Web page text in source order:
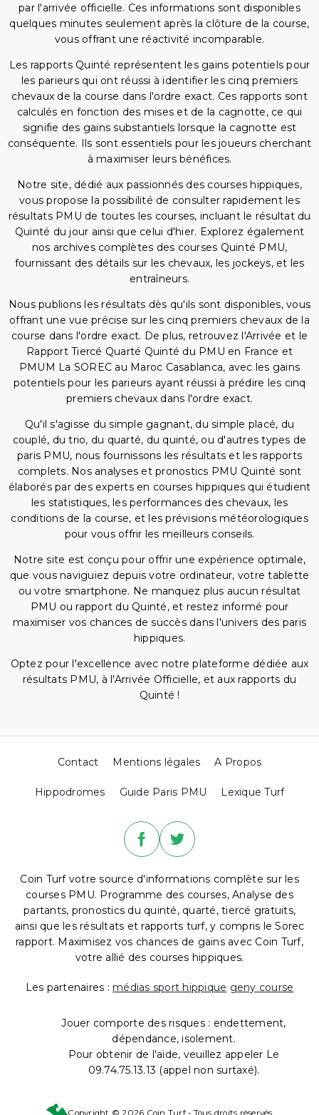
par l'arrivée officielle. Ces informations sont disponibles
quelques minutes seulement après la clôture de la course,
vous offrant une réactivité incomparable.
Les rapports Quinté représentent les gains potentiels pour
les parieurs qui ont réussi à identifier les cinq premiers
chevaux de la course dans l'ordre exact. Ces rapports sont
calculés en fonction des mises et de la cagnotte, ce qui
signifie des gains substantiels lorsque la cagnotte est
conséquente. Ils sont essentiels pour les joueurs cherchant
à maximiser leurs bénéfices.
Notre site, dédié aux passionnés des courses hippiques,
vous propose la possibilité de consulter rapidement les
résultats PMU de toutes les courses, incluant le résultat du
Quinté du jour ainsi que celui d'hier. Explorez également
nos archives complètes des courses Quinté PMU,
fournissant des détails sur les chevaux, les jockeys, et les
entraîneurs.
Nous publions les résultats dès qu'ils sont disponibles, vous
offrant une vue précise sur les cinq premiers chevaux de la
course dans l'ordre exact. De plus, retrouvez l'Arrivée et le
Rapport Tiercé Quarté Quinté du PMU en France et
PMUM La SOREC au Maroc Casablanca, avec les gains
potentiels pour les parieurs ayant réussi à prédire les cinq
premiers chevaux dans l'ordre exact.
Qu'il s'agisse du simple gagnant, du simple placé, du
couplé, du trio, du quarté, du quinté, ou d'autres types de
paris PMU, nous fournissons les résultats et les rapports
complets. Nos analyses et pronostics PMU Quinté sont
élaborés par des experts en courses hippiques qui étudient
les statistiques, les performances des chevaux, les
conditions de la course, et les prévisions météorologiques
pour vous offrir les meilleurs conseils.
Notre site est conçu pour offrir une expérience optimale,
que vous naviguiez depuis votre ordinateur, votre tablette
ou votre smartphone. Ne manquez plus aucun résultat
PMU ou rapport du Quinté, et restez informé pour
maximiser vos chances de succès dans l'univers des paris
hippiques.
Optez pour l'excellence avec notre plateforme dédiée aux
résultats PMU, à l'Arrivée Officielle, et aux rapports du
Quinté !
Contact Mentions légales A Propos
Hippodromes Guide Paris PMU Lexique Turf
Coin Turf votre source d'informations complète sur les
courses PMU. Programme des courses, Analyse des
partants, pronostics du quinté, quarté, tiercé gratuits,
ainsi que les résultats et rapports turf, y compris le Sorec
rapport. Maximisez vos chances de gains avec Coin Turf,
votre allié des courses hippiques.
Les partenaires : médias sport hippique geny course
Jouer comporte des risques : endettement,
dépendance, isolement.
Pour obtenir de l'aide, veuillez appeler Le
09.74.75.13.13 (appel non surtaxé).